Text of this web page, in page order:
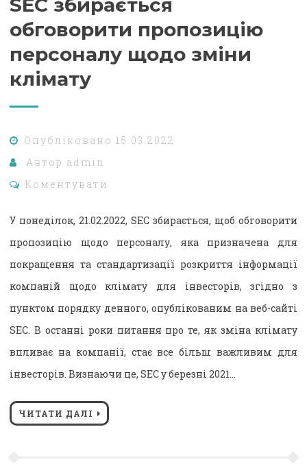
SEC збирається
обговорити пропозицію
персоналу щодо зміни
клімату
Опубліковано 15.03.2022
Автор admin
Коментувати
У понеділок, 21.02.2022, SEC збирається, щоб обговорити
пропозицію щодо персоналу, яка призначена для
покращення та стандартизації розкриття інформації
компаній щодо клімату для інвесторів, згідно з
пунктом порядку денного, опублікованим на веб-сайті
SEC. В останні роки питання про те, як зміна клімату
впливає на компанії, стає все більш важливим для
інвесторів. Визнаючи це, SEC у березні 2021…
ЧИТАТИ ДАЛІ